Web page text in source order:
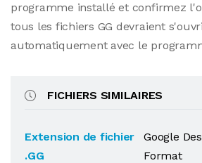
programme installé et confirmez
tous les fichiers GG devraient
automatiquement avec le
FICHIERS SIMILAIRES
Extension de fichier
.GG
Google
Format